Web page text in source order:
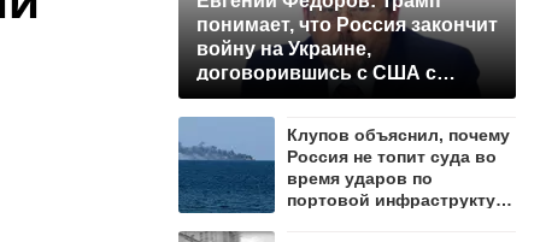
понимает, что Россия закончит
войну на Украине,
договорившись с США с
позиции силы
Клупов объяснил, почему
Россия не топит суда во
время ударов по
портовой инфраструктуре